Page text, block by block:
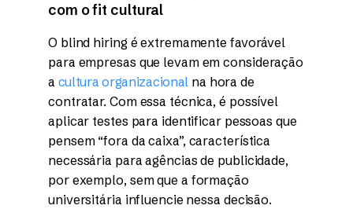
com o fit cultural
O blind hiring é extremamente favorável
para empresas que levam em consideração
a cultura organizacional na hora de
contratar. Com essa técnica, é possível
aplicar testes para identificar pessoas que
pensem “fora da caixa”, característica
necessária para agências de publicidade,
por exemplo, sem que a formação
universitária influencie nessa decisão.